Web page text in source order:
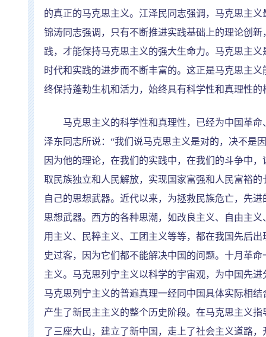
的真正的马克思主义。江泽民同志强调，马克思主
锦涛同志强调，只有不断推进实践基础上的理论创
践，才能保持马克思主义的强大生命力。马克思主
时代和实践的进步而不断丰富的。这正是马克思主
终保持蓬勃生机和活力，始终具有科学性和真理性的
马克思主义的科学性和真理性，已经为中国革命
泽东同志所说： “我们说马克思主义是对的，决不是
因为他的理论，在我们的实践中，在我们的斗争中，
取民族独立和人民解放，实现国家富强和人民富裕
自己的思想武器。近代以来，为拯救民族危亡，先
思想武器。西方的各种思潮，如改良主义、自由主
用主义、民粹主义、工团主义等等，都在我国先后
史过客，因为它们都不能解决中国的问题。十月革
主义。马克思列宁主义以科学的宇宙观，为中国先进
马克思列宁主义的普遍真理一经同中国具体实际相
产生了新民主主义的整个历史阶段。在马克思主义
了三座大山，建立了新中国，走上了社会主义道路